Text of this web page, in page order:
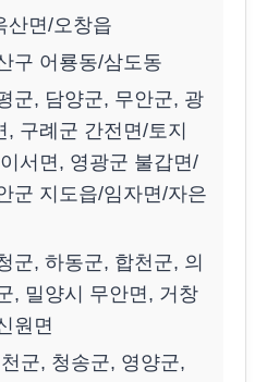
산면/오창읍
구 어룡동/삼도동
군, 담양군, 무안군, 광
, 구례군 간전면/토지
서면, 영광군 불갑면/
군 지도읍/임자면/자은
군, 하동군, 합천군, 의
, 밀양시 무안면, 거창
원면
군, 청송군, 영양군,